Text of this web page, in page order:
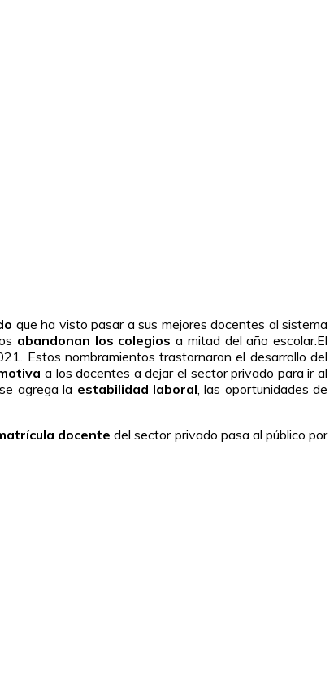
que ha visto pasar a sus mejores docentes al sistema
abandonan los colegios a mitad del año escolar.El
Estos nombramientos trastornaron el desarrollo del
a los docentes a dejar el sector privado para ir al
agrega la estabilidad laboral , las oportunidades de
docente del sector privado pasa al público por